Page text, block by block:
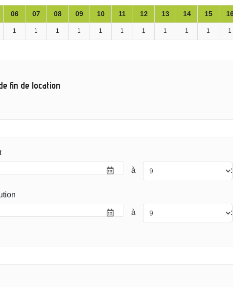
06 07 08 09 10 11 12 13 14 15
1 1 1 1 1 1 1 1 1 1 1
fin de location
à :
à :